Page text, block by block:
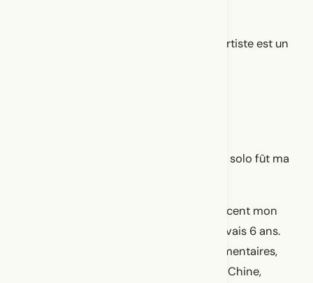
Être enfant d’immigrant.es et devenir artiste est un
Rédigée en 2016, ma première création solo fût ma
Sur scène, des archives familiales retracent mon
seul voyage à Madagascar, alors que j’avais 6 ans.
Elles s’entremêlent à des images documentaires,
filmées lors de mon premier périple en Chine,